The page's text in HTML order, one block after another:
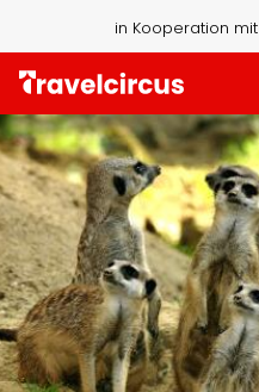
in Kooperation mit